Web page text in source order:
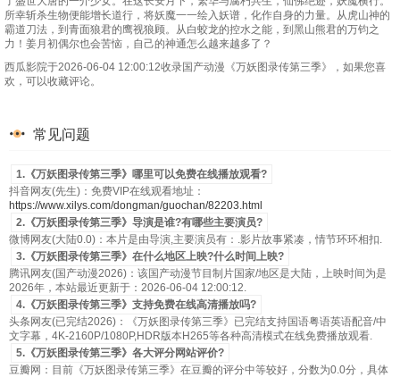
第49集 第50集 第51集 第52集
第53集 第54集 第55集 第56集
所幸斩杀生物便能增长道行，将妖魔一一绘入妖谱，化作自身的力量。从虎山神的
霸道刀法，到青面狼君的鹰视狼顾。从白蛟龙的控水之能，到黑山熊君的万钧之
力！姜月初偶尔也会苦恼，自己的神通怎么越来越多了？
西瓜影院于2026-06-04 12:00:12收录国产动漫《万妖图录传第三季》，如果您喜
欢，可以收藏评论。
常见问题
1.《万妖图录传第三季》哪里可以免费在线播放观看?
抖音网友(先生)：免费VIP在线观看地址：
https://www.xilys.com/dongman/guochan/82203.html
2.《万妖图录传第三季》导演是谁?有哪些主要演员?
微博网友(大陆0.0)：本片是由导演,主要演员有：.影片故事紧凑，情节环环相扣.
3.《万妖图录传第三季》在什么地区上映?什么时间上映?
腾讯网友(国产动漫2026)：该国产动漫节目制片国家/地区是大陆，上映时间为是
2026年，本站最近更新于：2026-06-04 12:00:12.
4.《万妖图录传第三季》支持免费在线高清播放吗?
头条网友(已完结2026)：《万妖图录传第三季》已完结支持国语粤语英语配音/中
文字幕，4K-2160P/1080P,HDR版本H265等各种高清模式在线免费播放观看.
5.《万妖图录传第三季》各大评分网站评价?
豆瓣网：目前《万妖图录传第三季》在豆瓣的评分中等较好，分数为0.0分，具体